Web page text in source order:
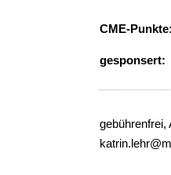
CME-Punkte:
gesponsert:
gebührenfrei,